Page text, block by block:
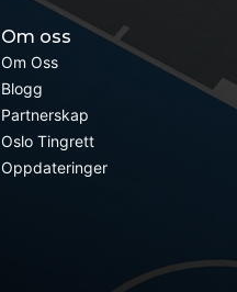
Om oss
Om Oss
Blogg
Partnerskap
Oslo Tingrett
Oppdateringer